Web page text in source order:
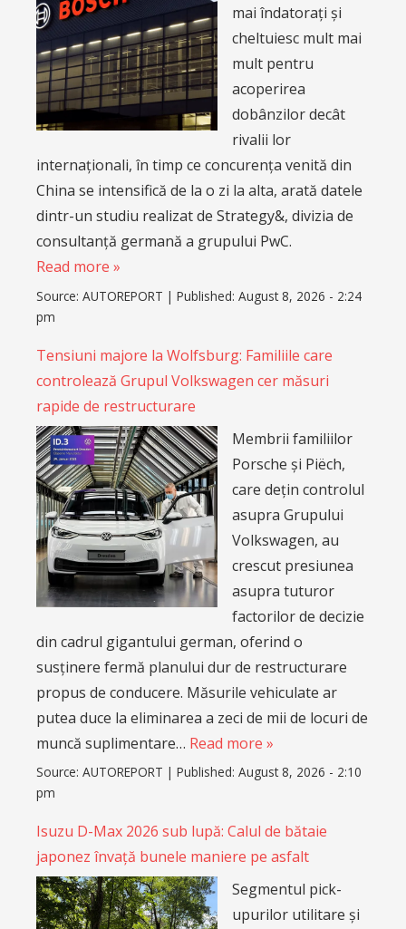
mai îndatorați și
cheltuiesc mult mai
mult pentru
acoperirea
dobânzilor decât
rivalii lor
internaționali, în timp ce concurența venită din
China se intensifică de la o zi la alta, arată datele
dintr-un studiu realizat de Strategy&, divizia de
consultanță germană a grupului PwC.
Read more »
Source: AUTOREPORT | Published: August 8, 2026 - 2:24
pm
Tensiuni majore la Wolfsburg: Familiile care
controlează Grupul Volkswagen cer măsuri
rapide de restructurare
Membrii familiilor
Porsche și Piëch,
care dețin controlul
asupra Grupului
Volkswagen, au
crescut presiunea
asupra tuturor
factorilor de decizie
din cadrul gigantului german, oferind o
susținere fermă planului dur de restructurare
propus de conducere. Măsurile vehiculate ar
putea duce la eliminarea a zeci de mii de locuri de
muncă suplimentare… Read more »
Source: AUTOREPORT | Published: August 8, 2026 - 2:10
pm
Isuzu D-Max 2026 sub lupă: Calul de bătaie
japonez învață bunele maniere pe asfalt
Segmentul pick-
upurilor utilitare și